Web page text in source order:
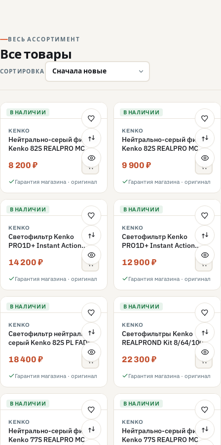
ВЕСЬ АССОРТИМЕНТ
Все товары
СОРТИРОВКА
В НАЛИЧИИ
KENKO
Нейтрально-серый фильтр
Kenko 82S REALPRO MC
8 200 ₽
Гарантия магазина · оригинал
В НАЛИЧИИ
KENKO
Нейтрально-серый фильтр
Kenko 82S REALPRO MC
9 900 ₽
Гарантия магазина · оригинал
В НАЛИЧИИ
KENKO
Светофильтр Kenko
PRO1D+ Instant Action
Variable NDX3-450+C-PLS
переменной плотности
14 200 ₽
Гарантия магазина · оригинал
В НАЛИЧИИ
KENKO
Светофильтр Kenko
PRO1D+ Instant Action
Variable NDX3-450+C-PL
переменной плотности
12 900 ₽
Гарантия магазина · оригинал
В НАЛИЧИИ
KENKO
Светофильтр нейтрально-
серый Kenko 82S PL FADER
с переменной плотностью
ND3-ND400 82mm
18 400 ₽
Гарантия магазина · оригинал
В НАЛИЧИИ
KENKO
Светофильтры Kenko
REALPROND Kit 8/64/1000
22 300 ₽
Гарантия магазина · оригинал
В НАЛИЧИИ
KENKO
Нейтрально-серый фильтр
Kenko 77S REALPRO MC
В НАЛИЧИИ
KENKO
Нейтрально-серый фильтр
Kenko 77S REALPRO MC